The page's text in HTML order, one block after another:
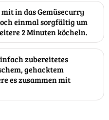
in das Gemüsecurry
einmal sorgfältig um
2 Minuten köcheln.
zubereitetes
gehacktem
es zusammen mit